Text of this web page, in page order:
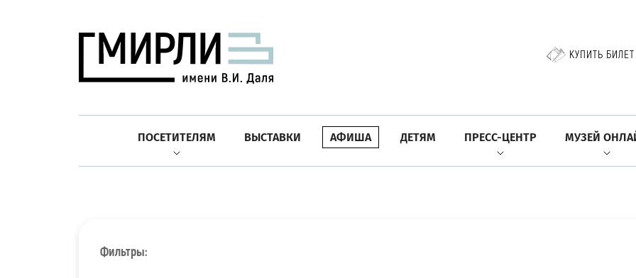
КУПИТЬ БИЛЕТ
ПОСЕТИТЕЛЯМ ВЫСТАВКИ АФИША ДЕТЯМ ПРЕСС-ЦЕНТР МУЗЕЙ
Фильтры: